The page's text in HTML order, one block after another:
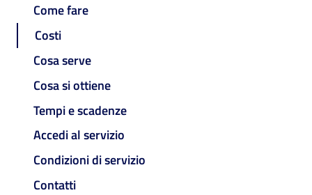
Come fare
Costi
Cosa serve
Cosa si ottiene
Tempi e scadenze
Accedi al servizio
Condizioni di servizio
Contatti